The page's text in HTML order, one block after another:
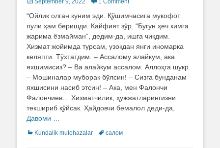
Posted
September 9, 2022 1 Comment
“Ойлик олган куним эди. Қўшимчасига мукофот
пули ҳам беришди. Кайфият зўр. “Бугун ҳеч кимга
жарима ёзмайман”, дедим-да, ишга чиқдим.
Хизмат жойимда турсам, узоқдан янги иномарка
келяпти. Тўхтатдим. – Ассалому алайкум, ака
яхшимисиз? – Ва алайкум ассалом. Аллоҳга шукр.
– Мошиналар муборак бўлсин! – Сизга бунданам
яхшисини насиб этсин! – Ака, мен Фалончи
Фалончиев… Хизматчилик, ҳужжатларингизни
текшириб қўйсак. Ҳайдовчи бемалол деди-да,
Давоми …
Categories
Kundalik mulohazalar Tagsсалом